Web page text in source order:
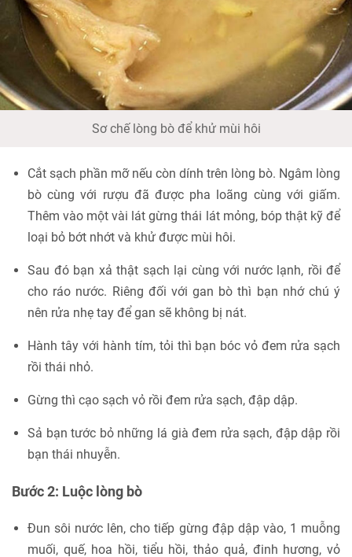
Sơ chế lòng bò để khử mùi hôi
Cắt sạch phần mỡ nếu còn dính trên lòng bò. Ngâm lòng
bò cùng với rượu đã được pha loãng cùng với giấm.
Thêm vào một vài lát gừng thái lát mỏng, bóp thật kỹ để
loại bỏ bớt nhớt và khử được mùi hôi.
Sau đó bạn xả thật sạch lại cùng với nước lạnh, rồi để
cho ráo nước. Riêng đối với gan bò thì bạn nhớ chú ý
nên rửa nhẹ tay để gan sẽ không bị nát.
Hành tây với hành tím, tỏi thì bạn bóc vỏ đem rửa sạch
rồi thái nhỏ.
Gừng thì cạo sạch vỏ rồi đem rửa sạch, đập dập.
Sả bạn tước bỏ những lá già đem rửa sạch, đập dập rồi
bạn thái nhuyễn.
Bước 2: Luộc lòng bò
Đun sôi nước lên, cho tiếp gừng đập dập vào, 1 muỗng
muối, quế, hoa hồi, tiểu hồi, thảo quả, đinh hương, vỏ